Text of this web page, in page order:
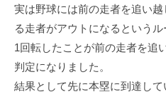
実は野球には前の走者を追い
る走者がアウトになるという
1回転したことが前の走者を追
判定になりました。
結果として先に本塁に到達し